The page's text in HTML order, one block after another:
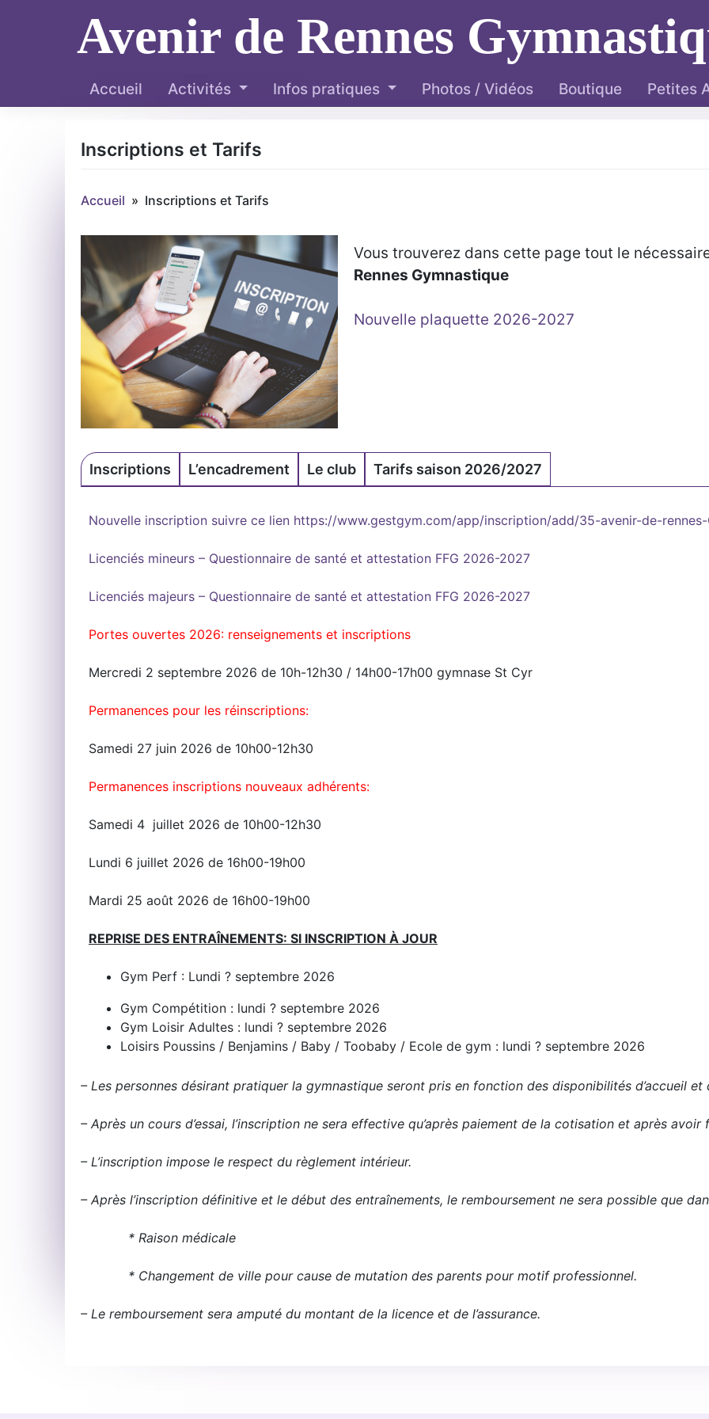
Avenir de Rennes
Accueil Activités Infos pratiques Photos / Vidéos Boutique Petites
Inscriptions et Tarifs
Accueil » Inscriptions et Tarifs
Vous trouverez dans cette page tout le
Rennes Gymnastique
Nouvelle plaquette 2026-2027
Inscriptions L’encadrement Le club Tarifs saison 2026/2027
Nouvelle inscription suivre ce lien https://www.gestgym.com/app/inscription/add/35-avenir-de-rennes-
Licenciés mineurs – Questionnaire de santé et attestation FFG 2026-2027
Licenciés majeurs – Questionnaire de santé et attestation FFG 2026-2027
Portes ouvertes 2026: renseignements et inscriptions
Mercredi 2 septembre 2026 de 10h-12h30 / 14h00-17h00 gymnase St Cyr
Permanences pour les réinscriptions:
Samedi 27 juin 2026 de 10h00-12h30
Permanences inscriptions nouveaux adhérents:
Samedi 4 juillet 2026 de 10h00-12h30
Lundi 6 juillet 2026 de 16h00-19h00
Mardi 25 août 2026 de 16h00-19h00
REPRISE DES ENTRAÎNEMENTS: SI INSCRIPTION À JOUR
Gym Perf : Lundi ? septembre 2026
Gym Compétition : lundi ? septembre 2026
Gym Loisir Adultes : lundi ? septembre 2026
Loisirs Poussins / Benjamins / Baby / Toobaby / Ecole de gym : lundi ? septembre 2026
– Les personnes désirant pratiquer la gymnastique seront pris en fonction des disponibilités d’accueil et
– Après un cours d’essai, l’inscription ne sera effective qu’après paiement de la cotisation et après
– L’inscription impose le respect du règlement intérieur.
– Après l’inscription définitive et le début des entraînements, le remboursement ne sera possible que
* Raison médicale
* Changement de ville pour cause de mutation des parents pour motif professionnel.
– Le remboursement sera amputé du montant de la licence et de l’assurance.